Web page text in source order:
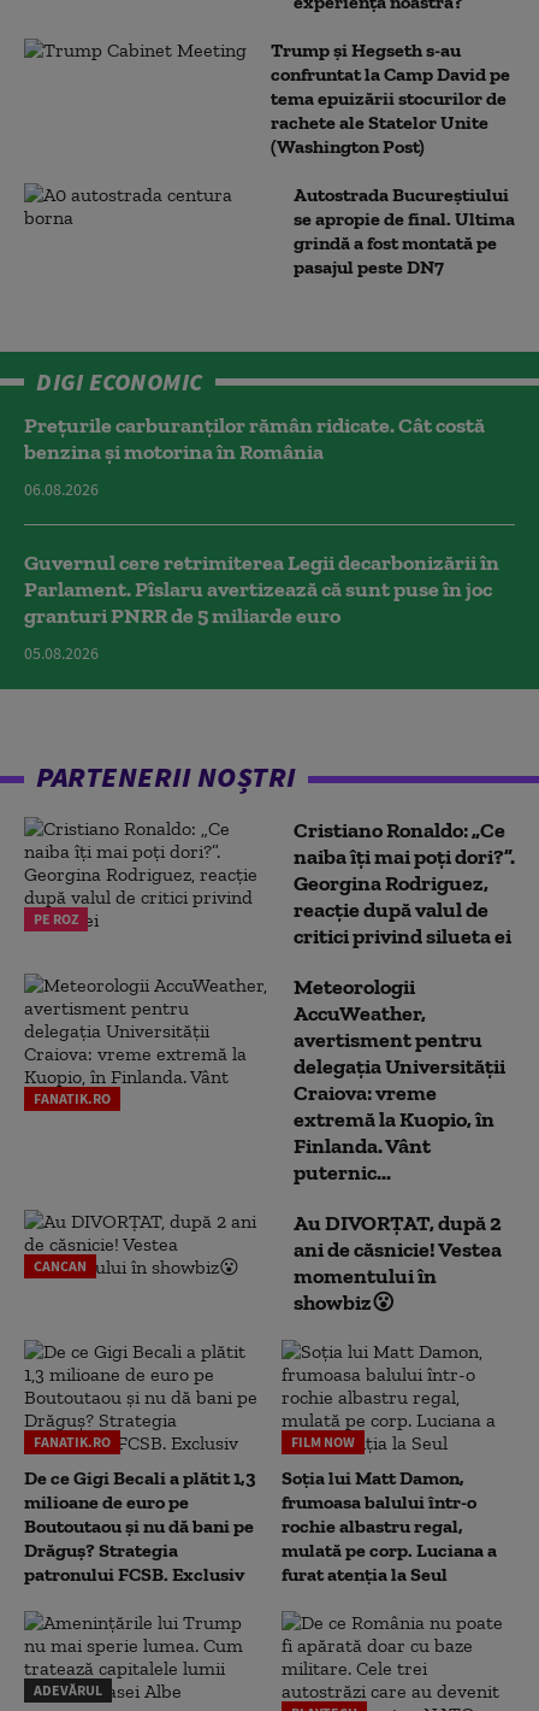
Trump şi Hegseth s-au
confruntat la Camp David pe
tema epuizării stocurilor de
rachete ale Statelor Unite
(Washington Post)
Autostrada Bucureștiului
se apropie de final. Ultima
grindă a fost montată pe
pasajul peste DN7
DIGI ECONOMIC
Prețurile carburanților rămân ridicate. Cât costă
benzina și motorina în România
06.08.2026
Guvernul cere retrimiterea Legii decarbonizării în
Parlament. Pîslaru avertizează că sunt puse în joc
granturi PNRR de 5 miliarde euro
05.08.2026
PARTENERII NOȘTRI
PE ROZ
Cristiano Ronaldo: „Ce
naiba îți mai poți dori?”.
Georgina Rodriguez,
reacție după valul de
critici privind silueta ei
FANATIK.RO
Meteorologii
AccuWeather,
avertisment pentru
delegația Universității
Craiova: vreme
extremă la Kuopio, în
Finlanda. Vânt
puternic...
CANCAN
Au DIVORȚAT, după 2
ani de căsnicie! Vestea
momentului în
showbiz😮
FANATIK.RO
De ce Gigi Becali a plătit 1,3
milioane de euro pe
Boutoutaou și nu dă bani pe
Drăguș? Strategia
patronului FCSB. Exclusiv
FILM NOW
Soția lui Matt Damon,
frumoasa balului într-o
rochie albastru regal,
mulată pe corp. Luciana a
furat atenția la Seul
ADEVĂRUL